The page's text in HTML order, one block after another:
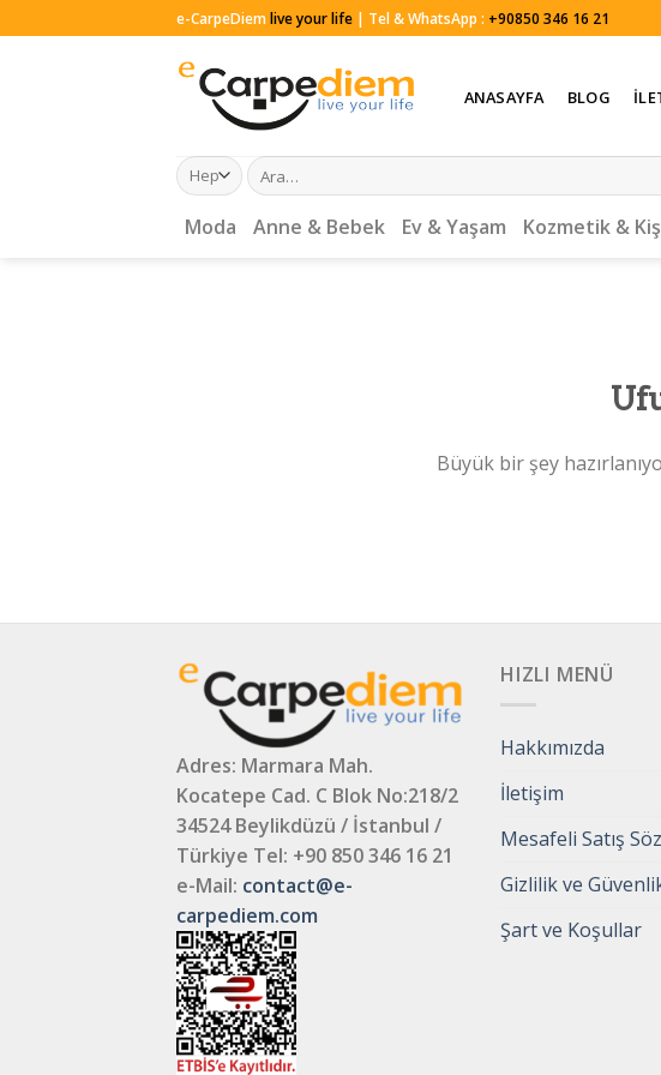
to
e-CarpeDiemlive your life | Tel & WhatsApp : +90850 346 16 21
ANASAYFA BLOG
Ara:
Moda Anne & Bebek Ev & Yaşam Kozmetik &
Büyük bir şey
Adres: Marmara Mah.
Kocatepe Cad. C Blok No:218/2
34524 Beylikdüzü / İstanbul /
Türkiye Tel: +90 850 346 16 21
e-Mail: contact@e-
carpediem.com
HIZLI MENÜ
Hakkımızda
İletişim
Mesafeli Satış
Gizlilik ve
Şart ve Koşullar